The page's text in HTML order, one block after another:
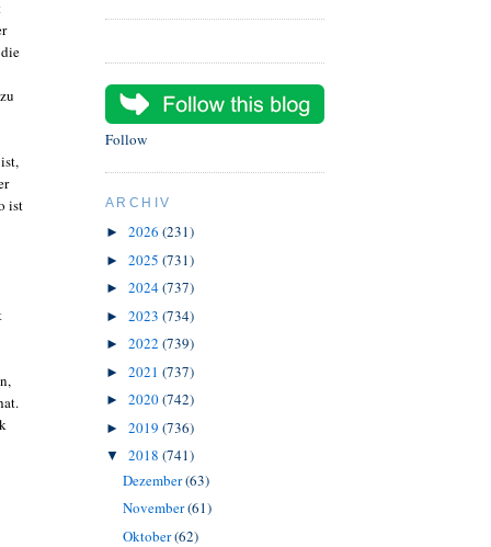
ist
Follow
ARCHIV
► 2026 (231)
► 2025 (731)
► 2024(737)
► 2023 (734)
► 2022 (739)
► 2021 (737)
► 2020(742)
► 2019 (736)
▼ 2018 (741)
Dezember(63)
November(61)
Oktober(62)